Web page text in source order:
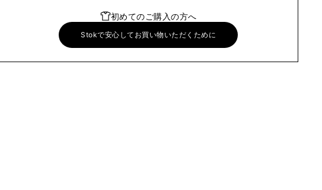
初めてのご購入の方へ
Stokで安心してお買い物いただくために